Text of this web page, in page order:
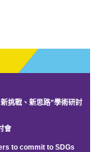
挑戰、新思路”學術研討
會
to commit to SDGs